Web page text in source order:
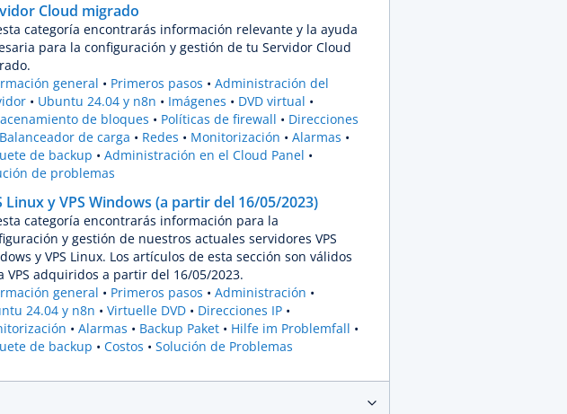
Cloud migrado
categoría encontrarás información relevante y la ayuda
para la configuración y gestión de tu Servidor Cloud
general
Primeros pasos
Administración del
Ubuntu 24.04 y n8n Imágenes
DVD virtual
de bloques
Políticas de firewall
Direcciones
Balanceador de carga Redes Monitorización
Alarmas
de backup
Administración en el Cloud Panel
de problemas
Linux y VPS Windows (a partir del 16/05/2023)
categoría encontrarás información para la
y gestión de nuestros actuales servidores VPS
y VPS Linux. Los artículos de esta sección son válidos
VPS adquiridos a partir del 16/05/2023.
general
Primeros pasos
Administración
24.04 y n8n
Virtuelle DVD
Direcciones IP
Alarmas Backup Paket
Hilfe im Problemfall
de backup
Costos Solución de Problemas